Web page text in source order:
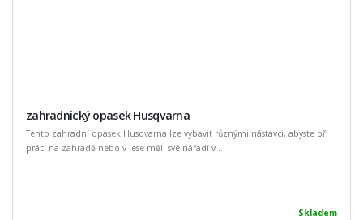
zahradnický opasek Husqvarna
Tento zahradní opasek Husqvarna lze vybavit různými nástavci, abyste při
práci na zahradě nebo v lese měli své nářadí v ...
Skladem